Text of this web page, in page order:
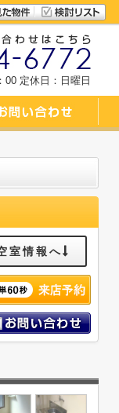
00 定休日：日曜日
室情報へ